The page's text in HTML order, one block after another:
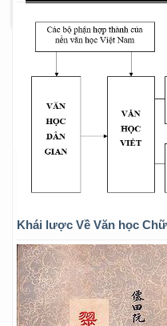
Khái lược Về Văn học